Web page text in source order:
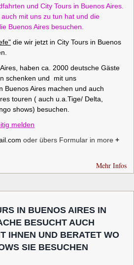
und City Tours in Buenos Aires.
mit uns zu tun hat und die
Buenos Aires besuchen.
die wir jetzt in City Tours in Buenos
haben ca. 2000 deutsche Gäste
schenken und mit uns
Buenos Aires machen und auch
touren ( auch u.a.Tige/ Delta,
shows) besuchen.
melden
oder übers Formular in more +
Mehr Infos
IN BUENOS AIRES IN
BESUCHT AUCH
IHNEN UND BERATET WO
SIE BESUCHEN